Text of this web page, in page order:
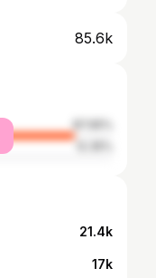
85.6k
87.65%
21.4k
17k